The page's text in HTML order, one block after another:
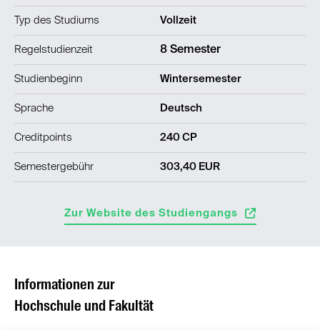
Typ des Studiums Vollzeit
Regelstudienzeit 8 Semester
Studienbeginn Wintersemester
Sprache Deutsch
Creditpoints 240 CP
Semestergebühr 303,40 EUR
Zur Website des Studiengangs
Informationen zur
Hochschule und Fakultät